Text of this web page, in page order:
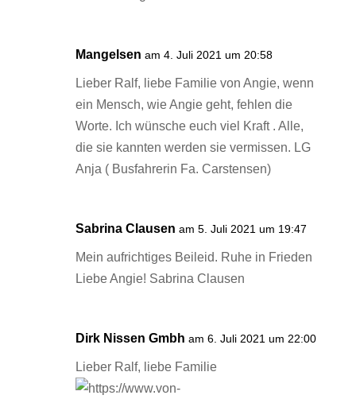
Mangelsen am 4. Juli 2021 um 20:58
Lieber Ralf, liebe Familie von Angie, wenn
ein Mensch, wie Angie geht, fehlen die
Worte. Ich wünsche euch viel Kraft . Alle,
die sie kannten werden sie vermissen. LG
Anja ( Busfahrerin Fa. Carstensen)
Sabrina Clausen am 5. Juli 2021 um 19:47
Mein aufrichtiges Beileid. Ruhe in Frieden
Liebe Angie! Sabrina Clausen
Dirk Nissen Gmbh am 6. Juli 2021 um 22:00
Lieber Ralf, liebe Familie